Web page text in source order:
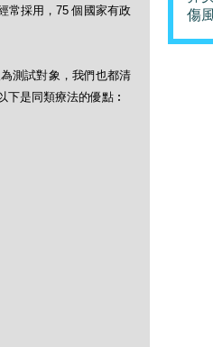
常採用，75 個國家有政
測試對象，我們也都清
是同類療法的優點︰
傷